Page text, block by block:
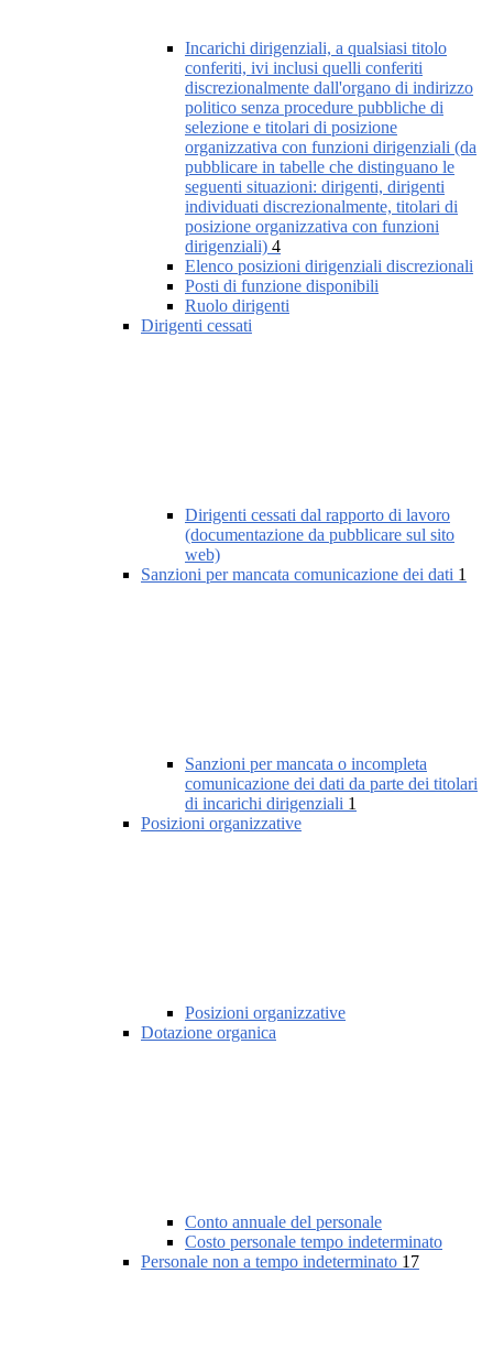
Incarichi dirigenziali, a qualsiasi titolo
conferiti, ivi inclusi quelli conferiti
discrezionalmente dall'organo di indirizzo
politico senza procedure pubbliche di
selezione e titolari di posizione
organizzativa con funzioni dirigenziali (da
pubblicare in tabelle che distinguano le
seguenti situazioni: dirigenti, dirigenti
individuati discrezionalmente, titolari di
posizione organizzativa con funzioni
dirigenziali) 4
Elenco posizioni dirigenziali discrezionali
Posti di funzione disponibili
Ruolo dirigenti
Dirigenti cessati
Dirigenti cessati dal rapporto di lavoro
(documentazione da pubblicare sul sito
web)
Sanzioni per mancata comunicazione dei dati 1
Sanzioni per mancata o incompleta
comunicazione dei dati da parte dei titolari
di incarichi dirigenziali 1
Posizioni organizzative
Posizioni organizzative
Dotazione organica
Conto annuale del personale
Costo personale tempo indeterminato
Personale non a tempo indeterminato 17